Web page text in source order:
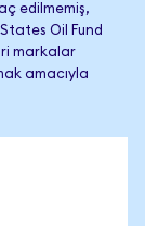
edilmemiş,
Oil Fund
markalar
amacıyla